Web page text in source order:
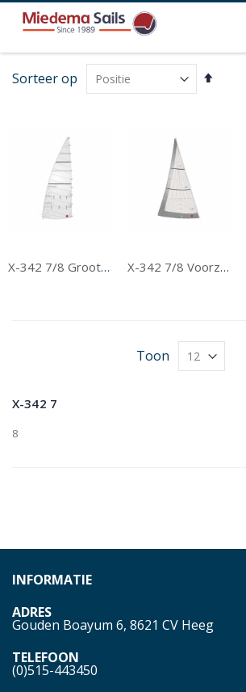
Sorteer op
Van
X-342 7/8 Grootzeil X-342 7/8 Voorzeil
Toon
X-342 7
8
INFORMATIE
ADRES
Gouden Boayum 6, 8621 CV Heeg
TELEFOON
(0)515-443450